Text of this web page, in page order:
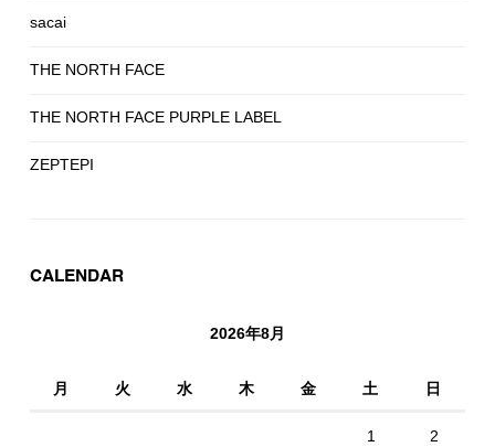
sacai
THE NORTH FACE
THE NORTH FACE PURPLE LABEL
ZEPTEPI
CALENDAR
2026年8月
月 火 水 木 金 土 日
1 2